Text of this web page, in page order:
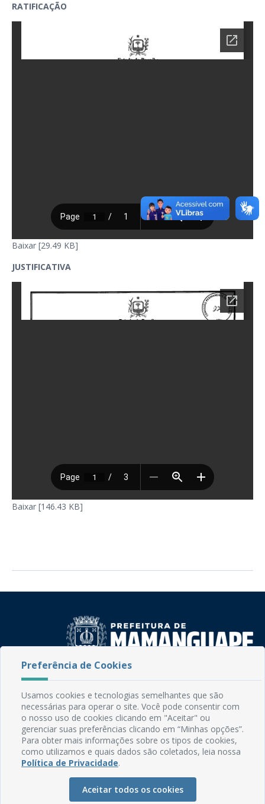
RATIFICAÇÃO
Baixar [29.49 KB]
JUSTIFICATIVA
Baixar [146.43 KB]
Rua do Imperador, 78, Centro
CEP: 58.280-000 - Mamanguape/PB
Fone: (83) 3292-2246
Email: comunicacao@mamanguape.pb.gov.br
Expediente: Segunda à Sexta, das 08h às 13h
Mapa do Site
Manual de Navegação
Preferência de Cookies
Usamos cookies e tecnologias semelhantes que são
necessárias para operar o site. Você pode consentir com
o nosso uso de cookies clicando em "Aceitar" ou
gerenciar suas preferências clicando em “Minhas opções”.
Para obter mais informações sobre os tipos de cookies,
como utilizamos e quais dados são coletados, leia nossa
Política de Privacidade.
Aceitar todos os cookies